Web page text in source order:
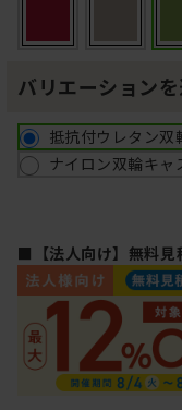
バリエーション
抵抗付ウレタン双
ナイロン双輪キャ
■【法人向け】無料見